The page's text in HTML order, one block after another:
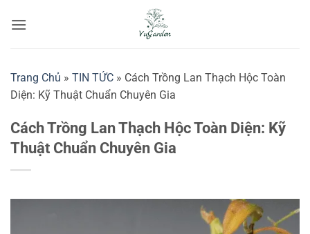
qua
Trang Chủ » TIN TỨC » Cách Trồng Lan Thạch Hộc Toàn
Diện: Kỹ Thuật Chuẩn Chuyên Gia
Cách Trồng Lan Thạch Hộc Toàn Diện: Kỹ
Thuật Chuẩn Chuyên Gia